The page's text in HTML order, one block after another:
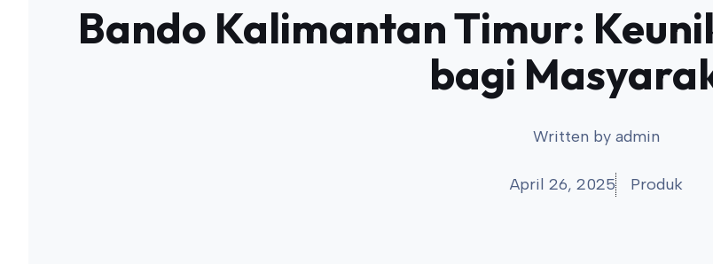
Bando Kalimantan Timur:
bagi
Written by admin
April 26, 2025 Produk